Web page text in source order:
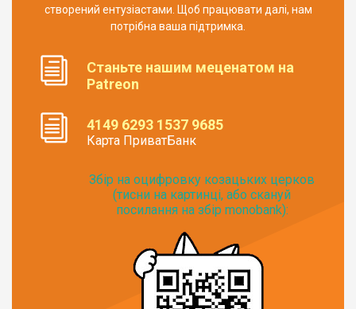
створений ентузіастами. Щоб працювати далі, нам
потрібна ваша підтримка.
Станьте нашим меценатом на
Patreon
4149 6293 1537 9685
Карта ПриватБанк
Збір на оцифровку козацьких церков
(тисни на картинці, або скануй
посилання на збір monobank):